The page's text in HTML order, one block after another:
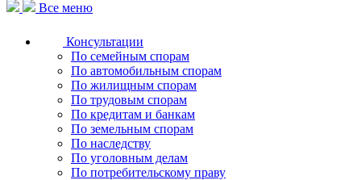
Все меню
Консультации
По семейным спорам
По автомобильным спорам
По жилищным спорам
По трудовым спорам
По кредитам и банкам
По земельным спорам
По наследству
По уголовным делам
По потребительскому праву